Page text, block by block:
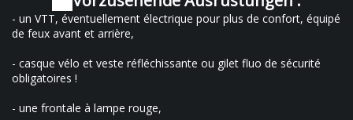
- un VTT, éventuellement électrique pour plus de confort, équipé
de feux avant et arrière,
- casque vélo et veste réfléchissante ou gilet fluo de sécurité
obligatoires !
- une frontale à lampe rouge,